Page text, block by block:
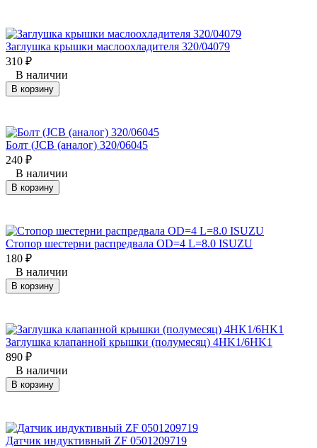
Заглушка крышки маслоохладителя 320/04079
310 ₽
В наличии
В корзину
Болт (JCB (аналог) 320/06045
240 ₽
В наличии
В корзину
Стопор шестерни распредвала OD=4 L=8.0 ISUZU
180 ₽
В наличии
В корзину
Заглушка клапанной крышки (полумесяц) 4HK1/6HK1
890 ₽
В наличии
В корзину
Датчик индуктивный ZF 0501209719